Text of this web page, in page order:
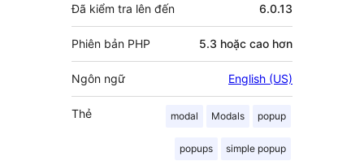
Đã kiểm tra lên đến 6.0.13
Phiên bản PHP 5.3 hoặc cao hơn
Ngôn ngữ English (US)
Thẻ modal Modals popup
popups simple popup